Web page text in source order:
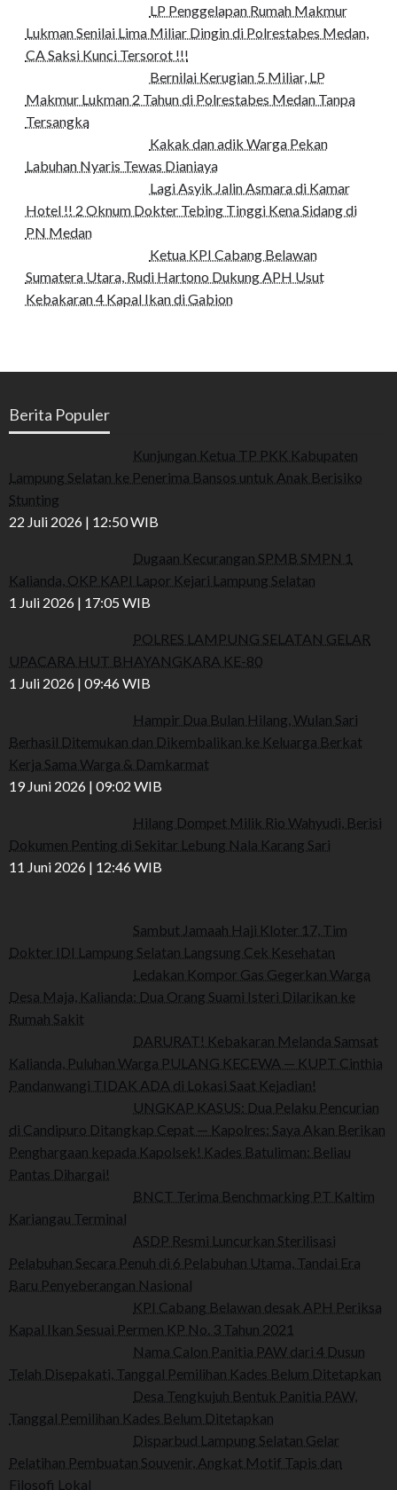
LP Penggelapan Rumah Makmur
Lukman Senilai Lima Miliar Dingin di Polrestabes Medan,
CA Saksi Kunci Tersorot !!!
Bernilai Kerugian 5 Miliar, LP
Makmur Lukman 2 Tahun di Polrestabes Medan Tanpa
Tersangka
Kakak dan adik Warga Pekan
Labuhan Nyaris Tewas Dianiaya
Lagi Asyik Jalin Asmara di Kamar
Hotel !! 2 Oknum Dokter Tebing Tinggi Kena Sidang di
PN Medan
Ketua KPI Cabang Belawan
Sumatera Utara, Rudi Hartono Dukung APH Usut
Kebakaran 4 Kapal Ikan di Gabion
Berita Populer
Kunjungan Ketua TP PKK Kabupaten
Lampung Selatan ke Penerima Bansos untuk Anak Berisiko
Stunting
22 Juli 2026 | 12:50 WIB
Dugaan Kecurangan SPMB SMPN 1
Kalianda, OKP KAPI Lapor Kejari Lampung Selatan
1 Juli 2026 | 17:05 WIB
POLRES LAMPUNG SELATAN GELAR
UPACARA HUT BHAYANGKARA KE-80
1 Juli 2026 | 09:46 WIB
Hampir Dua Bulan Hilang, Wulan Sari
Berhasil Ditemukan dan Dikembalikan ke Keluarga Berkat
Kerja Sama Warga & Damkarmat
19 Juni 2026 | 09:02 WIB
Hilang Dompet Milik Rio Wahyudi, Berisi
Dokumen Penting di Sekitar Lebung Nala Karang Sari
11 Juni 2026 | 12:46 WIB
Sambut Jamaah Haji Kloter 17, Tim
Dokter IDI Lampung Selatan Langsung Cek Kesehatan
Ledakan Kompor Gas Gegerkan Warga
Desa Maja, Kalianda: Dua Orang Suami Isteri Dilarikan ke
Rumah Sakit
DARURAT! Kebakaran Melanda Samsat
Kalianda, Puluhan Warga PULANG KECEWA — KUPT Cinthia
Pandanwangi TIDAK ADA di Lokasi Saat Kejadian!
UNGKAP KASUS: Dua Pelaku Pencurian
di Candipuro Ditangkap Cepat — Kapolres: Saya Akan Berikan
Penghargaan kepada Kapolsek! Kades Batuliman: Beliau
Pantas Dihargai!
BNCT Terima Benchmarking PT Kaltim
Kariangau Terminal
ASDP Resmi Luncurkan Sterilisasi
Pelabuhan Secara Penuh di 6 Pelabuhan Utama, Tandai Era
Baru Penyeberangan Nasional
KPI Cabang Belawan desak APH Periksa
Kapal Ikan Sesuai Permen KP No. 3 Tahun 2021
Nama Calon Panitia PAW dari 4 Dusun
Telah Disepakati, Tanggal Pemilihan Kades Belum Ditetapkan
Desa Tengkujuh Bentuk Panitia PAW,
Tanggal Pemilihan Kades Belum Ditetapkan
Disparbud Lampung Selatan Gelar
Pelatihan Pembuatan Souvenir, Angkat Motif Tapis dan
Filosofi Lokal